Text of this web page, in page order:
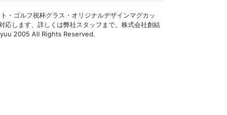
・ゴルフ祝杯グラス・オリジナルデザインマグカッ
応します、詳しくは弊社スタッフまで。株式会社創結
2005 All Rights Reserved.